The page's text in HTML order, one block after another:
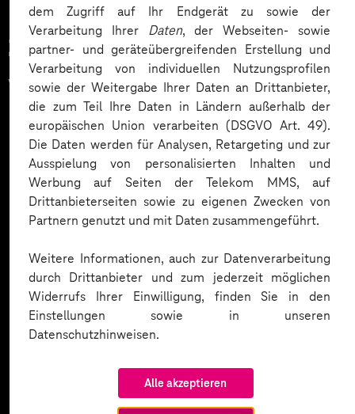
dem Zugriff auf Ihr Endgerät zu sowie der
Verarbeitung Ihrer Daten, der Webseiten- sowie
partner- und geräteübergreifenden Erstellung und
Verarbeitung von individuellen Nutzungsprofilen
sowie der Weitergabe Ihrer Daten an Drittanbieter,
die zum Teil Ihre Daten in Ländern außerhalb der
europäischen Union verarbeiten (DSGVO Art. 49).
Die Daten werden für Analysen, Retargeting und zur
Ausspielung von personalisierten Inhalten und
Werbung auf Seiten der Telekom MMS, auf
Drittanbieterseiten sowie zu eigenen Zwecken von
Partnern genutzt und mit Daten zusammengeführt.
Weitere Informationen, auch zur Datenverarbeitung
durch Drittanbieter und zum jederzeit möglichen
Widerrufs Ihrer Einwilligung, finden Sie in den
Einstellungen sowie in unseren
Datenschutzhinweisen.
Alle akzeptieren
Zahlreiche Unternehmen
vertrauen auf unsere
Expertise. Hier eine Auswahl: